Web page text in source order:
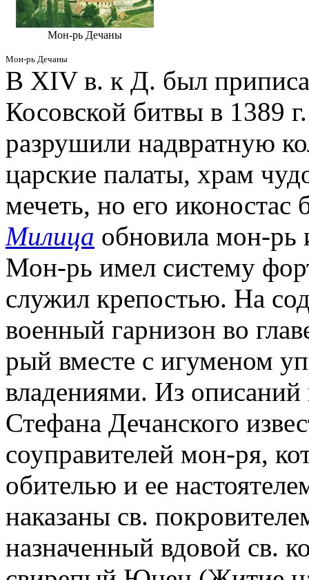
Мон-рь Дечаны
Мон-рь Дечаны
В XIV в. к Д. был
Косовской битвы в 1389
разрушили надвратную
царские палаты, храм
мечеть, но его
Милица обновила мон-рь
Мон-рь имел систему
служил крепостью. На
военный гарнизон во
рый вместе с игуменом
владениями. Из
Стефана Дечанского
соуправителей мон-ря,
обителью и ее
наказаны св.
назначенный вдовой св.